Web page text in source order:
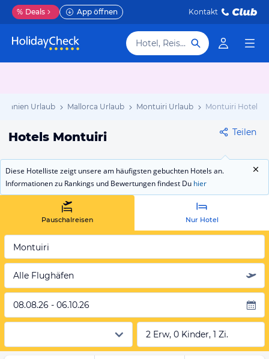
% Deals App öffnen Kontakt
Hotel, Reiseziel
Spanien Urlaub Mallorca Urlaub Montuiri Urlaub Montuiri Hotels
Hotels Montuiri Teilen
Diese Hotelliste zeigt unsere am häufigsten gebuchten Hotels an.
Informationen zu Rankings und Bewertungen findest Du hier
Pauschalreisen Nur Hotel
Montuiri
Alle Flughäfen
08.08.26 - 06.10.26
2 Erw, 0 Kinder, 1 Zi.